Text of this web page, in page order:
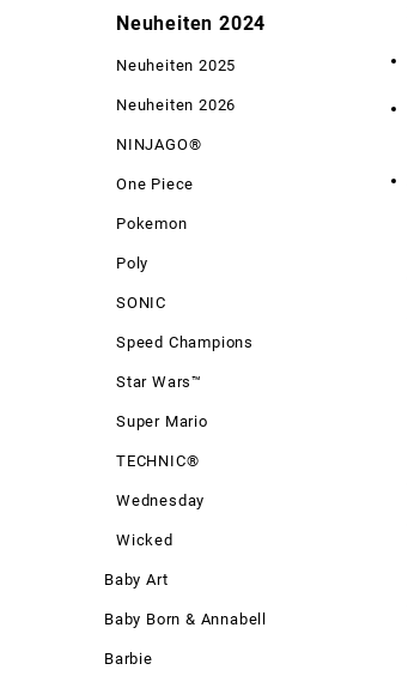
Neuheiten 2024
Neuheiten 2025
Neuheiten 2026
NINJAGO®
One Piece
Pokemon
Poly
SONIC
Speed Champions
Star Wars™
Super Mario
TECHNIC®
Wednesday
Wicked
Baby Art
Baby Born & Annabell
Barbie